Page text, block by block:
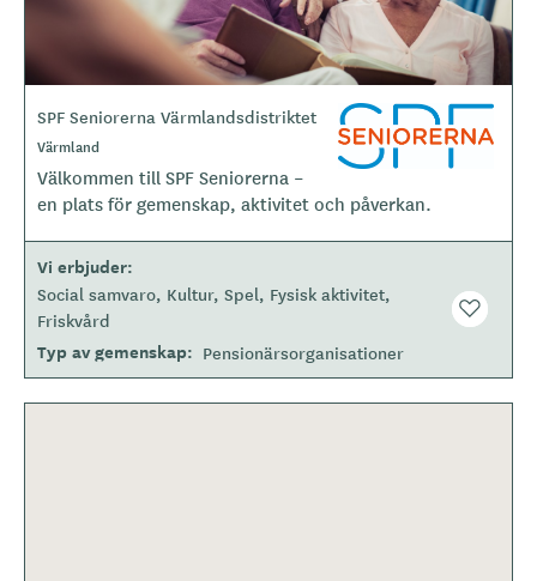
L
o
g
o
y
e
SPF Seniorerna Värmlandsdistriktet
Värmland
Välkommen till SPF Seniorerna –
en plats för gemenskap, aktivitet och påverkan.
Vi erbjuder
Social samvaro Kultur Spel Fysisk aktivitet
Friskvård
Typ av gemenskap Pensionärsorganisationer